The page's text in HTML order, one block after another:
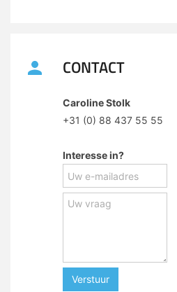
CONTACT
Caroline Stolk
+31 (0) 88 437 55 55
Interesse in?
Verstuur